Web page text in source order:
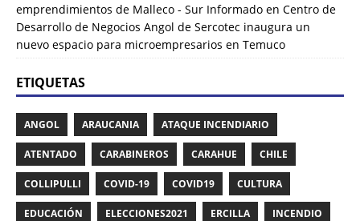
emprendimientos de Malleco - Sur Informado en Centro de
Desarrollo de Negocios Angol de Sercotec inaugura un
nuevo espacio para microempresarios en Temuco
ETIQUETAS
ANGOL ARAUCANIA ATAQUE INCENDIARIO
ATENTADO CARABINEROS CARAHUE CHILE
COLLIPULLI COVID-19 COVID19 CULTURA
EDUCACIÓN ELECCIONES2021 ERCILLA INCENDIO